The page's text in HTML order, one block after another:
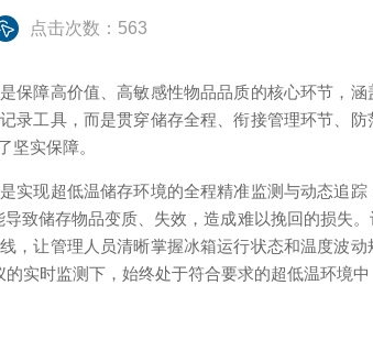
点击次数：563
障高价值、高敏感性物品品质的核心环节，涵
录工具，而是贯穿储存全程、衔接管理环节、
坚实保障。
现超低温储存环境的全程精准监测与动态追踪
致储存物品变质、失效，造成难以挽回的损失
，让管理人员清晰掌握冰箱运行状态和温度波
实时监测下，始终处于符合要求的超低温环境